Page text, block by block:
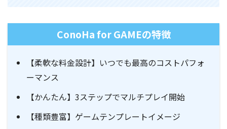
ConoHa for GAMEの特徴
【柔軟な料金設計】いつでも最高のコストパフォ
ーマンス
【かんたん】3ステップでマルチプレイ開始
【種類豊富】ゲームテンプレートイメージ